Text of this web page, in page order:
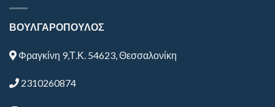
ΒΟΥΛΓΑΡΟΠΟΥΛΟΣ
Φραγκίνη 9,Τ.Κ. 54623, Θεσσαλονίκη
2310260874